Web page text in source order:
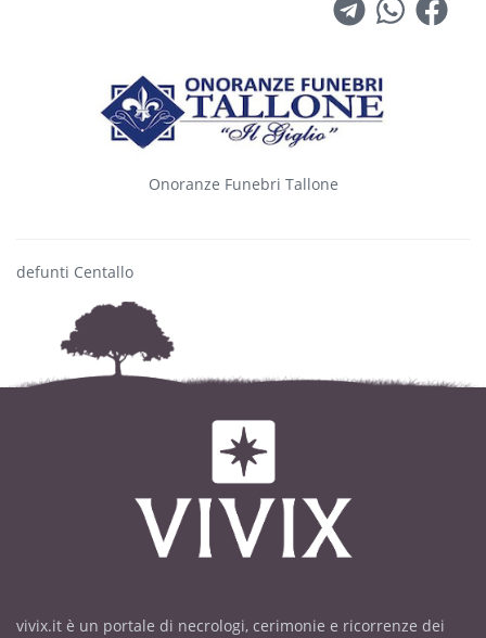
Onoranze Funebri Tallone
defunti Centallo
vivix.it è un portale di necrologi, cerimonie e ricorrenze dei